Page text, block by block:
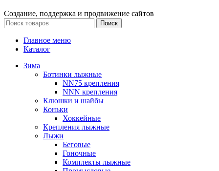
Создание, поддержка и продвижение сайтов
Поиск
Главное меню
Каталог
Зима
Ботинки лыжные
NN75 крепления
NNN крепления
Клюшки и шайбы
Коньки
Хоккейные
Крепления лыжные
Лыжи
Беговые
Гоночные
Комплекты лыжные